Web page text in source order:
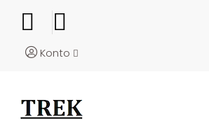
Konto